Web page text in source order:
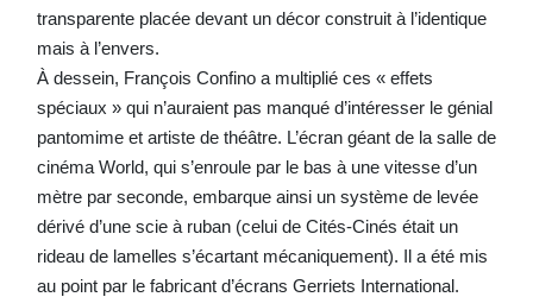
transparente placée devant un décor construit à l’identique
mais à l’envers.
À dessein, François Confino a multiplié ces « effets
spéciaux » qui n’auraient pas manqué d’intéresser le génial
pantomime et artiste de théâtre. L’écran géant de la salle de
cinéma World, qui s’enroule par le bas à une vitesse d’un
mètre par seconde, embarque ainsi un système de levée
dérivé d’une scie à ruban (celui de Cités-Cinés était un
rideau de lamelles s’écartant mécaniquement). Il a été mis
au point par le fabricant d’écrans Gerriets International.